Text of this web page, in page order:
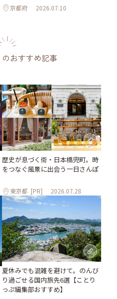
京都府 2026.07.10
のおすすめ記事
歴史が息づく街・日本橋兜町。時
をつなぐ風景に出会う一日さんぽ
東京都 [PR] 2026.07.28
夏休みでも混雑を避けて。のんび
り過ごせる国内旅先6選【ことり
っぷ編集部おすすめ】